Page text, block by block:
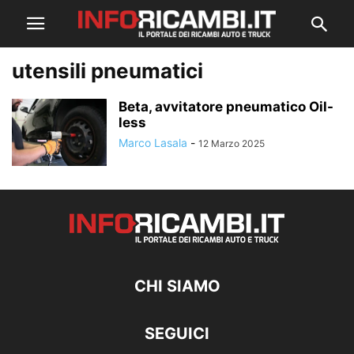
utensili pneumatici
Beta, avvitatore pneumatico Oil-
less
Marco Lasala - 12 Marzo 2025
CHI SIAMO
SEGUICI